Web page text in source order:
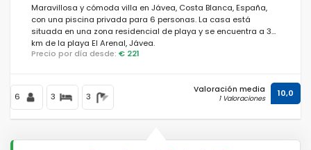
Maravillosa y cómoda villa en Jávea, Costa Blanca, España,
con una piscina privada para 6 personas. La casa está
situada en una zona residencial de playa y se encuentra a 3
km de la playa El Arenal, Jávea.
Precio por día desde: € 221
6 3 3
Valoración media
1 Valoraciones 10,0